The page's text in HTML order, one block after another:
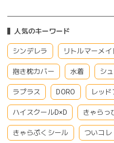
人気のキーワード
シンデレラ リトルマーメイ
抱き枕カバー 水着 シ
ラプラス DORO レッ
ハイスクールD×D きゃらっ
きゃらぷくシール ついコレ